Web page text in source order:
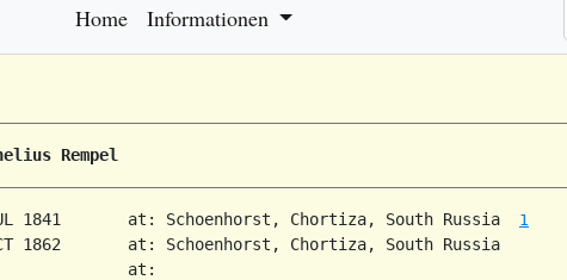
Home Informationen
Rempel
1841       at: Schoenhorst, Chortiza, South Russia
1
1862       at: Schoenhorst, Chortiza, South Russia
at: